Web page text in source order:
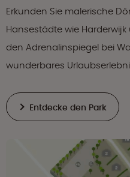
Erkunden Sie malerische
Hansestädte wie
den Adrenalinspiegel bei
wunderbares
Entdecke den Park